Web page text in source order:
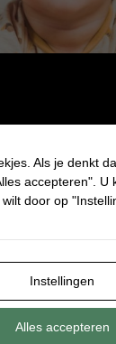
babykleding
Als je denkt
accepteren". U
door op
Instellingen
Alles accepteren